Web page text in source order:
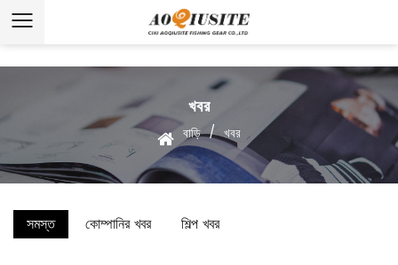
খবর
বাড়ি / খবর
সমস্ত কোম্পানির খবর শিল্প খবর